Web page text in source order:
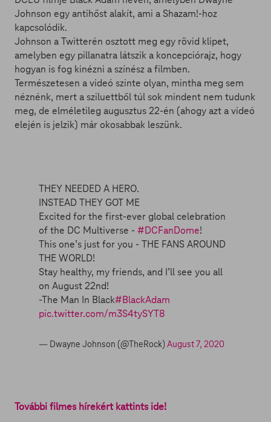
Johnson egy antihőst alakít, ami a Shazam!-hoz
kapcsolódik.
Johnson a Twitterén osztott meg egy rövid klipet,
amelyben egy pillanatra látszik a koncepciórajz, hogy
hogyan is fog kinézni a színész a filmben.
Természetesen a videó szinte olyan, mintha meg sem
néznénk, mert a sziluettből túl sok mindent nem tudunk
meg, de elméletileg augusztus 22-én (ahogy azt a videó
elején is jelzik) már okosabbak leszünk.
THEY NEEDED A HERO.
INSTEAD THEY GOT ME
Excited for the first-ever global celebration
of the DC Multiverse - #DCFanDome!
This one’s just for you - THE FANS AROUND
THE WORLD!
Stay healthy, my friends, and I’ll see you all
on August 22nd!
-The Man In Black#BlackAdam
pic.twitter.com/m3S4tySYT8
— Dwayne Johnson (@TheRock) August 7, 2020
További filmes hírekért kattints ide!